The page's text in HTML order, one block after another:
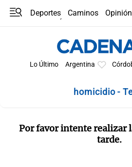
Deportes Caminos
Opinión
Lo Último Argentina
homicidio -
Por favor intente realizar
tarde.